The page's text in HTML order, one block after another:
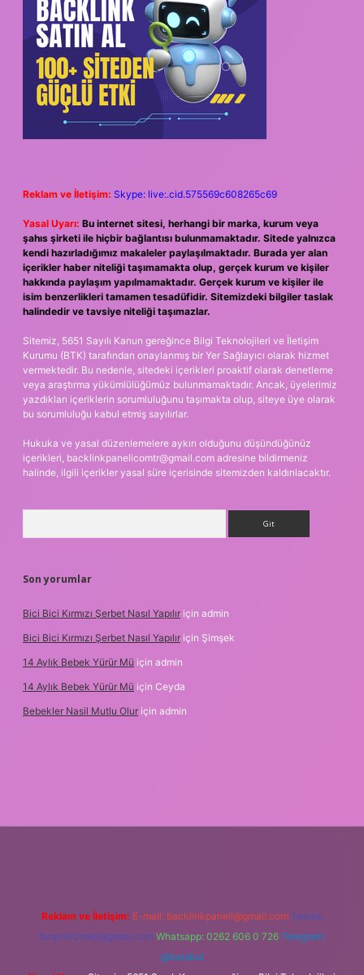
Reklam ve İletişim: Skype: live:.cid.575569c608265c69
Yasal Uyarı: Bu internet sitesi, herhangi bir marka, kurum veya
şahıs şirketi ile hiçbir bağlantısı bulunmamaktadır. Sitede yalnızca
kendi hazırladığımız makaleler paylaşılmaktadır. Burada yer alan
içerikler haber niteliği taşımamakta olup, gerçek kurum ve kişiler
hakkında paylaşım yapılmamaktadır. Gerçek kurum ve kişiler ile
isim benzerlikleri tamamen tesadüfidir. Sitemizdeki bilgiler taslak
halindedir ve tavsiye niteliği taşımazlar.
Sitemiz, 5651 Sayılı Kanun gereğince Bilgi Teknolojileri ve İletişim
Kurumu (BTK) tarafından onaylanmış bir Yer Sağlayıcı olarak hizmet
vermektedir. Bu nedenle, sitedeki içerikleri proaktif olarak denetleme
veya araştırma yükümlülüğümüz bulunmamaktadır. Ancak, üyelerimiz
yazdıkları içeriklerin sorumluluğunu taşımakta olup, siteye üye olarak
bu sorumluluğu kabul etmiş sayılırlar.
Hukuka ve yasal düzenlemelere aykırı olduğunu düşündüğünüz
içerikleri, backlinkpanelicomtr@gmail.com adresine bildirmeniz
halinde, ilgili içerikler yasal süre içerisinde sitemizden kaldırılacaktır.
Son yorumlar
Bici Bici Kırmızı Şerbet Nasıl Yapılır için admin
Bici Bici Kırmızı Şerbet Nasıl Yapılır için Şimşek
14 Aylık Bebek Yürür Mü için admin
14 Aylık Bebek Yürür Mü için Ceyda
Bebekler Nasil Mutlu Olur için admin
Reklam ve İletişim: E-mail: backlinkpaneli@gmail.com Teams:
forumhizmeti@gmail.com Whatsapp: 0262 606 0 726 Telegram:
@karabul